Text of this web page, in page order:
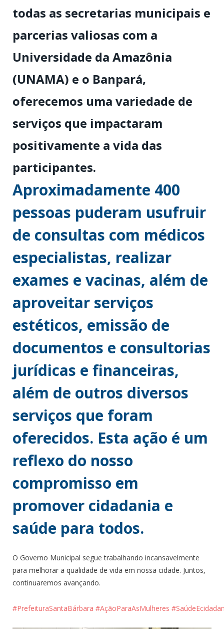
todas as secretarias municipais e
parcerias valiosas com a
Universidade da Amazônia
(UNAMA) e o Banpará,
oferecemos uma variedade de
serviços que impactaram
positivamente a vida das
participantes.
Aproximadamente 400
pessoas puderam usufruir
de consultas com médicos
especialistas, realizar
exames e vacinas, além de
aproveitar serviços
estéticos, emissão de
documentos e consultorias
jurídicas e financeiras,
além de outros diversos
serviços que foram
oferecidos. Esta ação é um
reflexo do nosso
compromisso em
promover cidadania e
saúde para todos.
O Governo Municipal segue trabalhando incansavelmente
para melhorar a qualidade de vida em nossa cidade. Juntos,
continuaremos avançando.
#PrefeituraSantaBárbara #AçãoParaAsMulheres